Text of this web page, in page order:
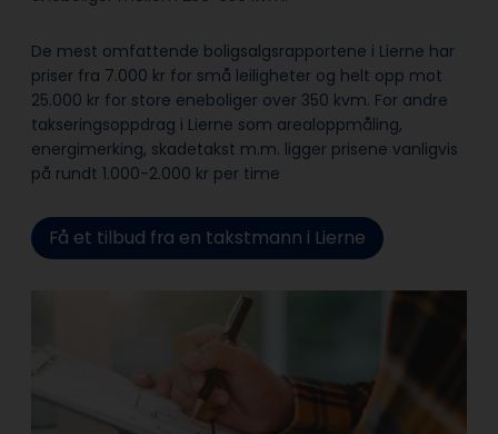
De mest omfattende boligsalgsrapportene i Lierne har
priser fra 7.000 kr for små leiligheter og helt opp mot
25.000 kr for store eneboliger over 350 kvm. For andre
takseringsoppdrag i Lierne som arealoppmåling,
energimerking, skadetakst m.m. ligger prisene vanligvis
på rundt 1.000-2.000 kr per time
Få et tilbud fra en takstmann i Lierne